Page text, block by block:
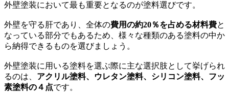
外壁塗装において最も重要となるのが塗料選びです。
外壁を守る肝であり、全体の費用の約20％を占める材料費と
なっている部分でもあるため、様々な種類のある塗料の中か
ら納得できるものを選びましょう。
外壁塗装に用いる塗料を選ぶ際に主な選択肢として挙げられ
るのは、 アクリル塗料、ウレタン塗料、シリコン塗料、フッ
素塗料の４点です。